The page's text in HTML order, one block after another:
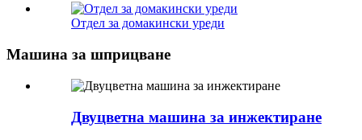
Отдел за домакински уреди
Машина за шприцване
Двуцветна машина за инжектиране